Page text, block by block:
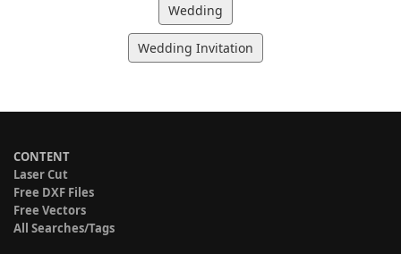
Wedding
Wedding Invitation
CONTENT
Laser Cut
Free DXF Files
Free Vectors
All Searches/Tags